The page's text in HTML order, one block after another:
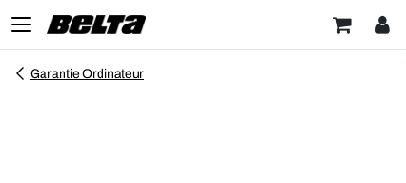
Garantie Ordinateur